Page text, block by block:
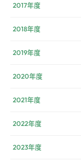
2017年度
2018年度
2019年度
2020年度
2021年度
2022年度
2023年度